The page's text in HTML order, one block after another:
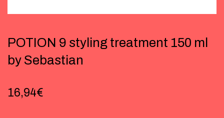
POTION 9 styling treatment 150 ml
by Sebastian
16,94€